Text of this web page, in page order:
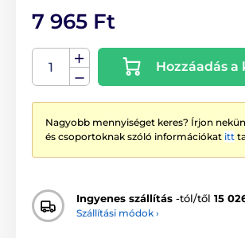
7 965 Ft
Hozzáadás a
Nagyobb mennyiséget keres? Írjon
és csoportoknak szóló információkat itt
Ingyenes szállítás -tól/től 15
Szállítási módok ›